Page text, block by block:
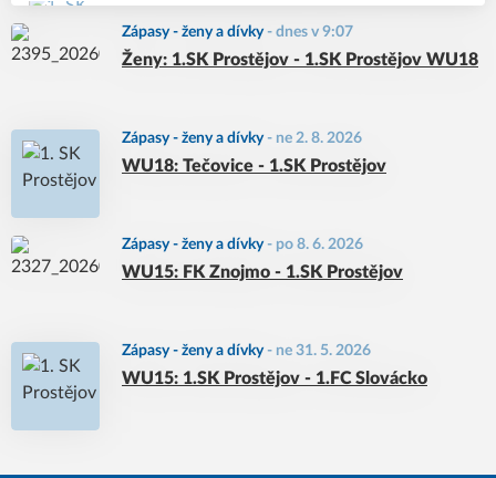
Zápasy - ženy a dívky- dnes v 9:07
Ženy: 1.SK Prostějov - 1.SK Prostějov WU18
Zápasy - ženy a dívky- ne 2. 8. 2026
WU18: Tečovice - 1.SK Prostějov
Zápasy - ženy a dívky- po 8. 6. 2026
WU15: FK Znojmo - 1.SK Prostějov
Zápasy - ženy a dívky- ne 31. 5. 2026
WU15: 1.SK Prostějov - 1.FC Slovácko